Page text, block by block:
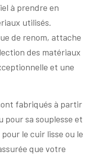
à prendre en
utilisés.
de renom, attache
des matériaux
et une
fabriqués à partir
pour sa souplesse et
le cuir lisse ou le
que votre